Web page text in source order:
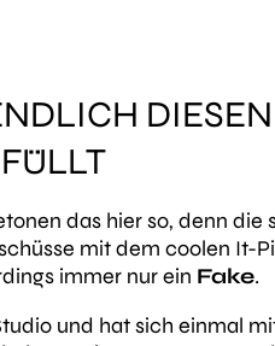
das hier so, denn die
mit dem coolen It-
immer nur ein Fake.
und hat sich einmal